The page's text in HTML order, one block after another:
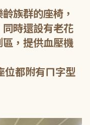
族群的座椅，
時還設有老花
，提供血壓機
位都附有ㄇ字型